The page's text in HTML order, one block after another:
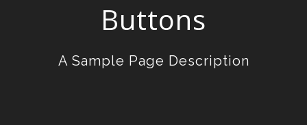
Buttons
A Sample Page Description